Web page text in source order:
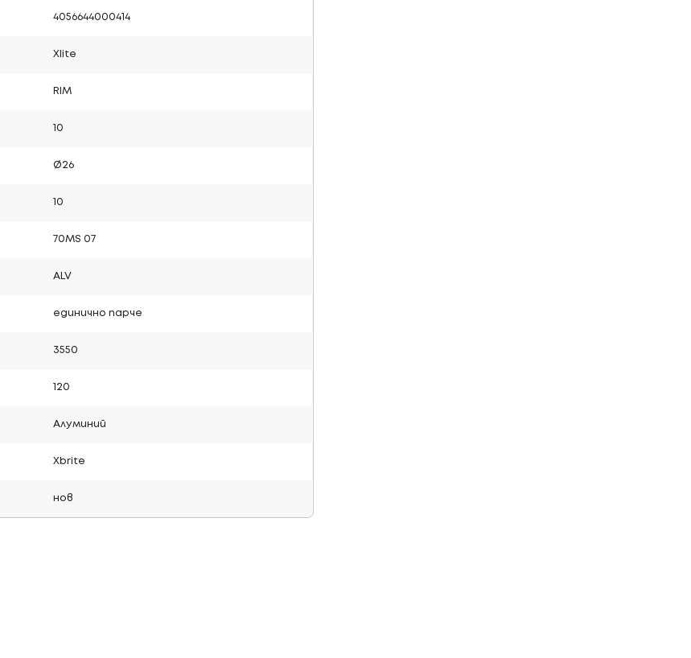
4056644000414
Xlite
RIM
10
Ø26
10
70MS 07
ALV
единично парче
3550
120
Алуминий
Xbrite
нов